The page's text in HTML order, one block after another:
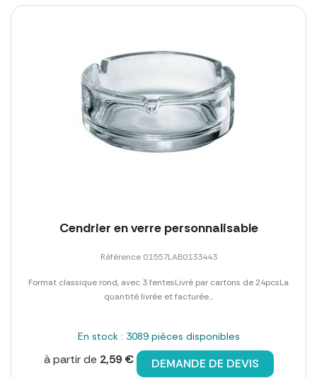
Cendrier en verre personnalisable
Référence 01557LAB0133443
Format classique rond, avec 3 fentesLivré par cartons de 24pcsLa
quantité livrée et facturée...
En stock : 3089 pièces disponibles
à partir de 2,59 € DEMANDE DE DEVIS